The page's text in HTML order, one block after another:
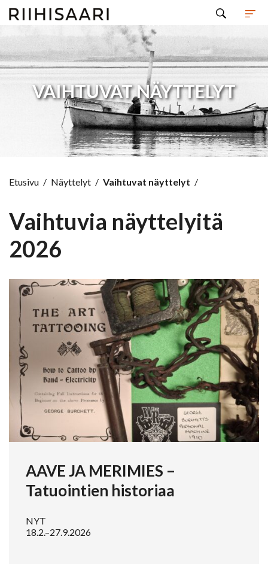
VAIHTUVAT NÄYTTELYT
Etusivu / Näyttelyt / Vaihtuvat näyttelyt /
Vaihtuvia näyttelyitä
2026
AAVE JA MERIMIES –
Tatuointien historiaa
NYT
18.2.–27.9.2026